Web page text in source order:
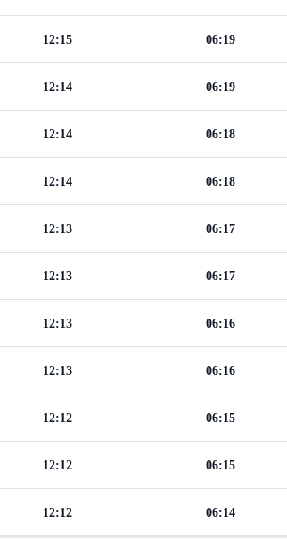
06:19
12:15
06:19
12:14
06:18
12:14
06:18
12:14
06:17
12:13
06:17
12:13
06:16
12:13
06:16
12:13
06:15
12:12
06:15
12:12
06:14
12:12